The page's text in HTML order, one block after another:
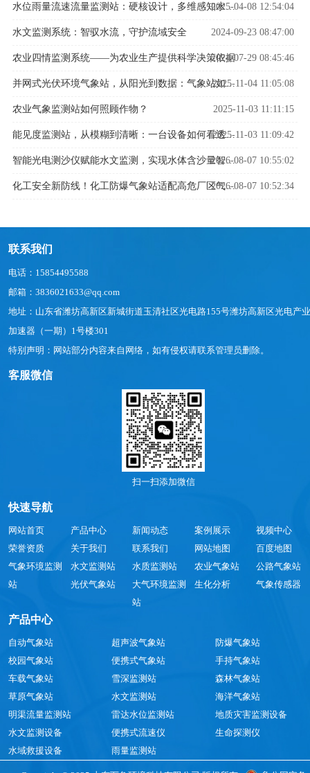
水位雨量流速流量监测站：硬核设计，多维感知水文变化
2025-04-08 12:54:04
水文监测系统：智驭水流，守护流域安全 2024-09-23 08:47:00
农业四情监测系统——为农业生产提供科学决策依据2024-07-29 08:45:46
并网式光伏环境气象站，从阳光到数据：气象站如何解码光伏发电密码？
2025-11-04 11:05:08
农业气象监测站如何照顾作物？ 2025-11-03 11:11:15
能见度监测站，从模糊到清晰：一台设备如何看透迷雾中的危险
2025-11-03 11:09:42
智能光电测沙仪赋能水文监测，实现水体含沙量智能精准管控
2026-08-07 10:55:02
化工安全新防线！化工防爆气象站适配高危厂区气象监测
2026-08-07 10:52:34
联系我们
电话：15854495588
邮箱：3836021633@qq.com
地址：山东省潍坊高新区新城街道玉清社区光电路155号潍坊高新区光电产业
加速器（一期）1号楼301
特别声明：网站部分内容来自网络，如有侵权请联系管理员删除。
客服微信
扫一扫添加微信
快速导航
网站首页 产品中心 新闻动态 案例展示
视频中心
荣誉资质
关于我们 联系我们 网站地图
百度地图
气象环境监测
站
水文监测站 水质监测站 农业气象站
公路气象站
光伏气象站
大气环境监测
站
生化分析 气象传感器
产品中心
自动气象站 超声波气象站
防爆气象站
校园气象站
便携式气象站
手持气象站
车载气象站
雪深监测站
森林气象站
草原气象站
水文监测站
海洋气象站
明渠流量监测站
雷达水位监测站
地质灾害监测设备
水文监测设备
便携式流速仪
生命探测仪
水域救援设备
雨量监测站